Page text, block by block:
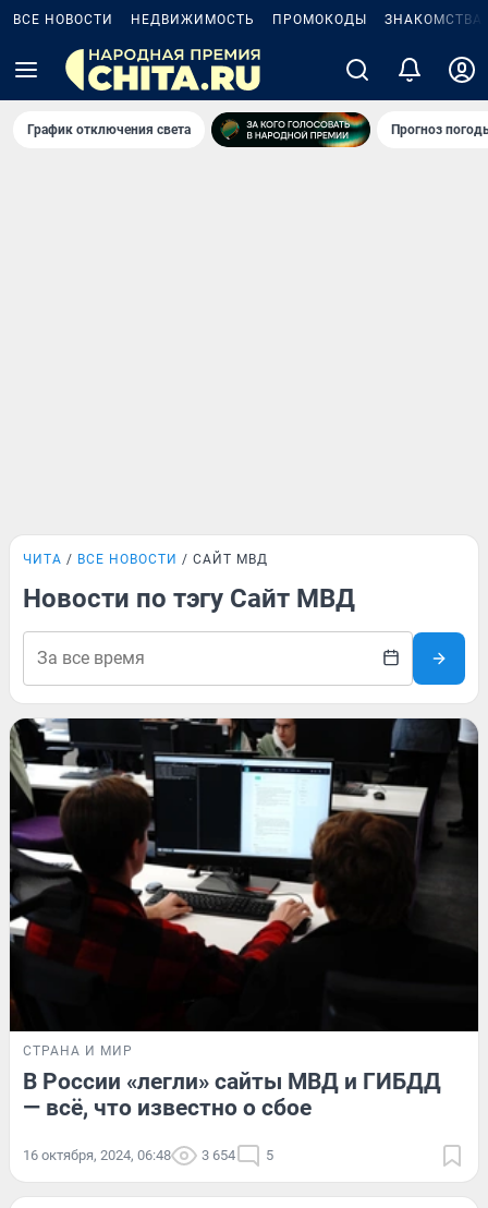
ВСЕ НОВОСТИ НЕДВИЖИМОСТЬ ПРОМОКОДЫ ЗНАКОМСТВА
График отключения света Прогноз
ЧИТА ВСЕ НОВОСТИ САЙТ МВД
Новости по тэгу Сайт МВД
СТРАНА И МИР
В России «легли» сайты МВД и ГИБДД
— всё, что известно о сбое
16 октября, 2024, 06:48 3 654 5